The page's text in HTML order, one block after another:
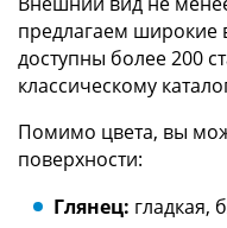
предлагаем широкие
доступны более 200
классическому
Помимо цвета, вы
поверхности:
Глянец: гладкая,